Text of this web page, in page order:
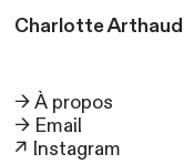
CharlotteArthaud
→À propos
→ Email
↗ Instagram